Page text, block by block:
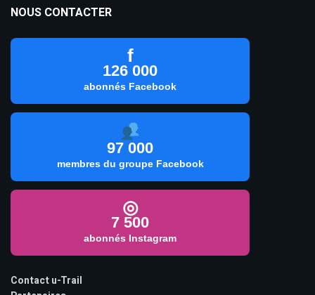
NOUS CONTACTER
f
126 000
abonnés Facebook
97 000
membres du groupe Facebook
◎
7 500
abonnés Instagram
Contact u-Trail